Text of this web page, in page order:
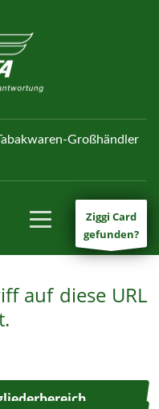
Großhändler
Ziggi Card
gefunden?
auf diese URL